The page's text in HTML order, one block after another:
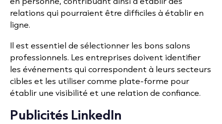
relations qui pourraient être difficiles à établir en
ligne.
Il est essentiel de sélectionner les bons salons
professionnels. Les entreprises doivent identifier
les événements qui correspondent à leurs secteurs
cibles et les utiliser comme plate-forme pour
établir une visibilité et une relation de confiance.
Publicités LinkedIn